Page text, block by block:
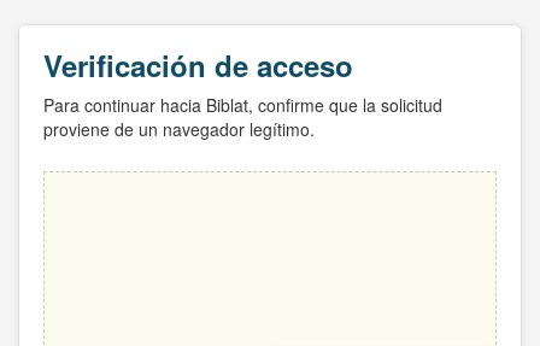
Verificación de acceso
Para continuar hacia Biblat, confirme que la solicitud
proviene de un navegador legítimo.